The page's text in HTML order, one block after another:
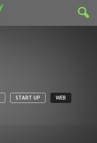
START UP WEB